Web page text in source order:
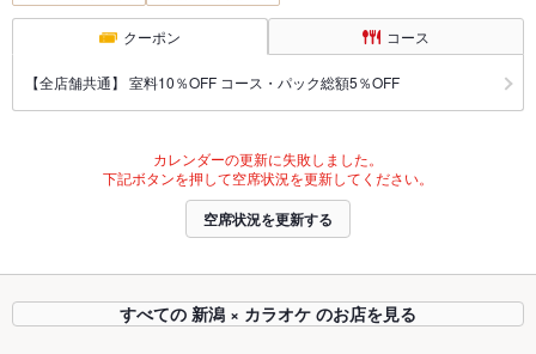
クーポン コース
【全店舗共通】 室料10％OFF コース・パック総額5％OFF
カレンダーの更新に失敗しました。
下記ボタンを押して空席状況を更新してください。
空席状況を更新する
すべての 新潟 × カラオケ のお店を見る